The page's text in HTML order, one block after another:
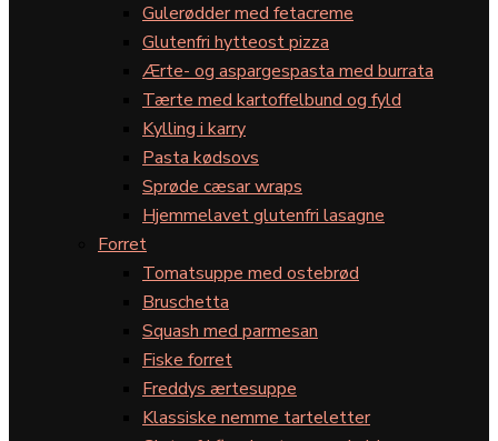
Gulerødder med fetacreme
Glutenfri hytteost pizza
Ærte- og aspargespasta med burrata
Tærte med kartoffelbund og fyld
Kylling i karry
Pasta kødsovs
Sprøde cæsar wraps
Hjemmelavet glutenfri lasagne
Forret
Tomatsuppe med ostebrød
Bruschetta
Squash med parmesan
Fiske forret
Freddys ærtesuppe
Klassiske nemme tarteletter